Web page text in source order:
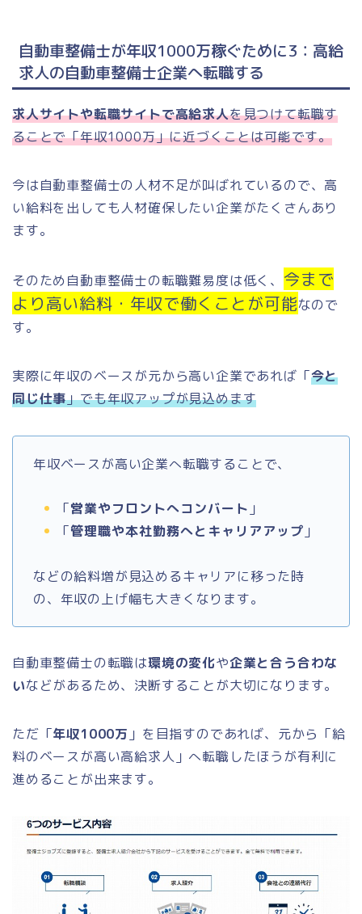
自動車整備士が年収1000万稼ぐために3：高給
求人の自動車整備士企業へ転職する
求人サイトや転職サイトで高給求人を見つけて転職す
ることで「年収1000万」に近づくことは可能です。
今は自動車整備士の人材不足が叫ばれているので、高
い給料を出しても人材確保したい企業がたくさんあり
ます。
そのため自動車整備士の転職難易度は低く、 今まで
より高い給料・年収で働くことが可能なので
す。
実際に年収のベースが元から高い企業であれば「今と
同じ仕事」でも年収アップが見込めます
年収ベースが高い企業へ転職することで、
「営業やフロントへコンバート 」
「管理職や本社勤務へとキャリアアップ 」
などの給料増が見込めるキャリアに移った時
の、年収の上げ幅も大きくなります。
自動車整備士の転職は環境の変化や企業と合う合わな
いなどがあるため、決断することが大切になります。
ただ「年収1000万 」を目指すのであれば、元から「給
料のベースが高い高給求人」へ転職したほうが有利に
進めることが出来ます。